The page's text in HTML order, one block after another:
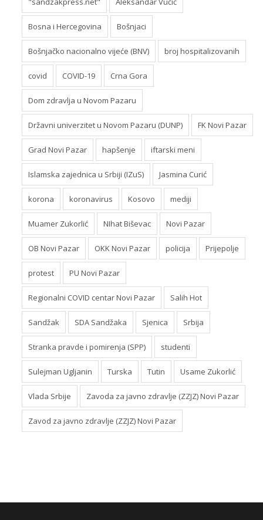
Bosna i Hercegovina Bošnjaci
Bošnjačko nacionalno vijeće (BNV) broj hospitalizovanih
covid COVID-19 Crna Gora
Dom zdravlja u Novom Pazaru
Državni univerzitet u Novom Pazaru (DUNP) FK Novi Pazar
Grad Novi Pazar hapšenje iftarski meni
Islamska zajednica u Srbiji (IZuS) Jasmina Curić
korona koronavirus Kosovo mediji
Muamer Zukorlić NIhat Biševac Novi Pazar
OB Novi Pazar OKK Novi Pazar policija Prijepolje
protest PU Novi Pazar
Regionalni COVID centar Novi Pazar Salih Hot
Sandžak SDA Sandžaka Sjenica Srbija
Stranka pravde i pomirenja (SPP) studenti
Sulejman Ugljanin Turska Tutin Usame Zukorlić
Vlada Srbije Zavoda za javno zdravlje (ZZJZ) Novi Pazar
Zavod za javno zdravlje (ZZJZ) Novi Pazar